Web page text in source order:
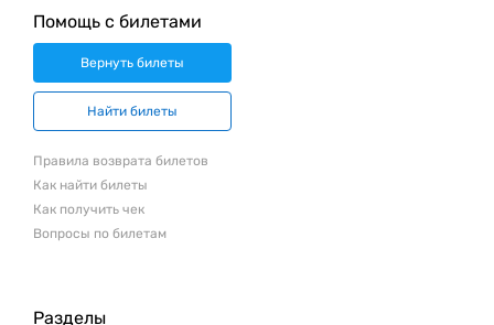
Помощь с билетами
Вернуть билеты
Найти билеты
Правила возврата билетов
Как найти билеты
Как получить чек
Вопросы по билетам
Разделы